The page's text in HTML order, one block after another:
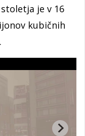
je v 16
kubičnih